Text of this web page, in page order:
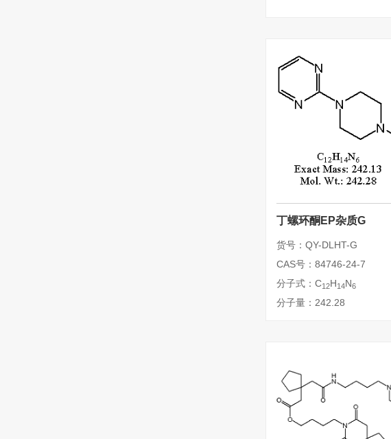
丁螺环酮EP杂质G
货号：QY-DLHT-G
CAS号：84746-24-7
分子式：C12H14N6
分子量：242.28